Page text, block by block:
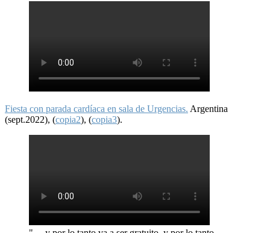
Fiesta con parada cardíaca en sala de Urgencias. Argentina
(sept.2022), (copia2), (copia3).